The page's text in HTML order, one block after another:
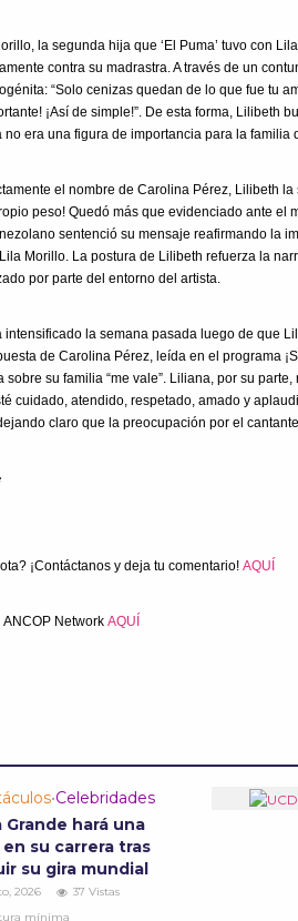
la segunda hija que ‘El Puma’ tuvo con
contra su madrastra. A través de un
“Solo cenizas quedan de lo que fue tu
¡Así de simple!”. De esta forma, Lilibeth
era una figura de importancia para la familia
el nombre de Carolina Pérez, Lilibeth
peso! Quedó más que evidenciado ante
sentenció su mensaje reafirmando la
Morillo. La postura de Lilibeth refuerza la
por parte del entorno del artista.
intensificado la semana pasada luego de que
de Carolina Pérez, leída en el programa
sobre su familia “me vale”. Liliana, por su
cuidado, atendido, respetado, amado y
claro que la preocupación por el
¡Contáctanos y deja tu comentario!AQUÍ
ANCOP NetworkAQUÍ
•Celebridades
Grande hará una
en su carrera tras
su gira mundial
2026
37 Vistas
mínima